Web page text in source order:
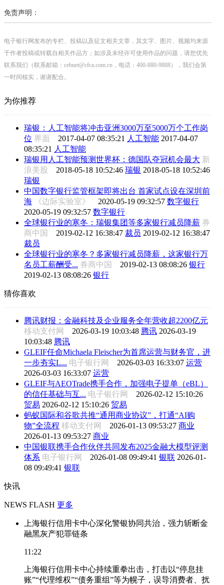
免责声明：
电子银行网发布的专栏、投稿以及征文相关文章，其文字、图片、视频均来源
于作者投稿或转载自相关作品方；如涉及未经许可使用作品的问题，请您优先
联系我们（联系邮箱：cebnet@cfca.com.cn，电话：400-880-9888），我们会第
一时间核实，谢谢配合。
为你推荐
瑞银：人工智能将冲击亚洲3000万至5000万个工作岗
位 界面 2017-04-07 08:35:21 人工智能 2017-04-07
08:35:21 人工智能
瑞银用人工智能预测世界杯：德国队夺冠机会最大 新
浪美股 2018-05-18 10:52:46 瑞银 2018-05-18 10:52:46
瑞银
中国数字银行监管框架即将出台 首家试点设在深圳前
海
《边际实验室》 2020-05-19 09:32:57 数字银行
2020-05-19 09:32:57 数字银行
全球银行业的寒冬：瑞银集团等多家银行减员降薪 券
商中国 2019-02-12 16:38:47 裁员 2019-02-12 16:38:47
裁员
全球银行业的寒冬？多家银行减员降薪，这家银行万
名员工薪酬受... 券商中国 2019-02-13 08:08:26 银行
2019-02-13 08:08:26 银行
猜你喜欢
腾讯财报：金融科技及企业服务全年营收超2200亿元
移动支付网 2026-03-19 10:03:48 腾讯 2026-03-19
10:03:48 腾讯
GLEIF任命Michaela Fleischer为首席运营与财务官，进
一步夯实L... 电子银行网 2026-03-03 16:33:07 运营
2026-03-03 16:33:07 运营
GLEIF与AEOTrade携手合作，加强电子提单（eBL）
的信任基础与互... 电子银行网 2026-02-12 15:10:26
贸易 2026-02-12 15:10:26 贸易
蚂蚁国际和谷歌共推“通用商业协议”，打通“AI购
物”全流程 移动支付网 2026-01-13 09:53:27 商业
2026-01-13 09:53:27 商业
中国银联携手合作伙伴共同发布2025金融大模型评测
体系 电子银行网 2026-01-08 09:49:41 银联 2026-01-
08 09:49:41 银联
快讯
NEWS FLASH 更多
上海银行信用卡中心深化警银协同共治，强力斩断金
融黑灰产犯罪链条
11:22
上海银行信用卡中心持续重拳出击，打击以“停息挂
账”“代理维权”“债务重组”等为幌子，误导消费者、扰